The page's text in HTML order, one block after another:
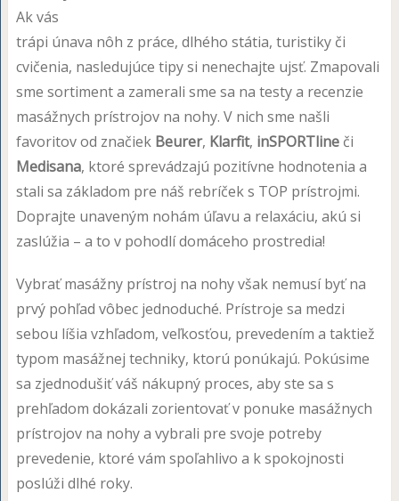
Ak vás
trápi únava nôh z práce, dlhého státia, turistiky či
cvičenia, nasledujúce tipy si nenechajte ujsť. Zmapovali
sme sortiment a zamerali sme sa na testy a recenzie
masážnych prístrojov na nohy. V nich sme našli
favoritov od značiek Beurer, Klarfit, inSPORTlineči
Medisana, ktoré sprevádzajú pozitívne hodnotenia a
stali sa základom pre náš rebríček s TOP prístrojmi.
Doprajte unaveným nohám úľavu a relaxáciu, akú si
zaslúžia – a to v pohodlí domáceho prostredia!
Vybrať masážny prístroj na nohy však nemusí byť na
prvý pohľad vôbec jednoduché. Prístroje sa medzi
sebou líšia vzhľadom, veľkosťou, prevedením a taktiež
typom masážnej techniky, ktorú ponúkajú. Pokúsime
sa zjednodušiť váš nákupný proces, aby ste sa s
prehľadom dokázali zorientovať v ponuke masážnych
prístrojov na nohy a vybrali pre svoje potreby
prevedenie, ktoré vám spoľahlivo a k spokojnosti
poslúži dlhé roky.